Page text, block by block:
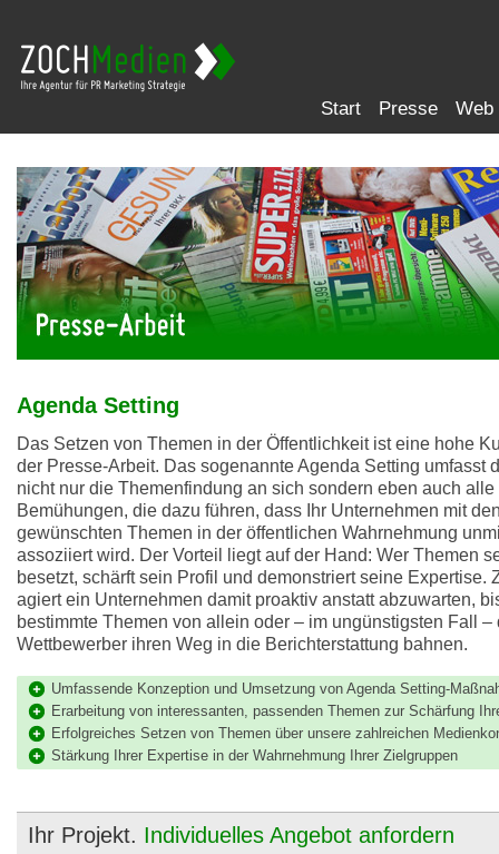
Start Presse Web
Agenda Setting
Das Setzen von Themen in der Öffentlichkeit ist eine hohe
der Presse-Arbeit. Das sogenannte Agenda Setting umfasst
nicht nur die Themenfindung an sich sondern eben auch alle
Bemühungen, die dazu führen, dass Ihr Unternehmen mit
gewünschten Themen in der öffentlichen Wahrnehmung
assoziiert wird. Der Vorteil liegt auf der Hand: Wer Themen
besetzt, schärft sein Profil und demonstriert seine Expertise.
agiert ein Unternehmen damit proaktiv anstatt abzuwarten,
bestimmte Themen von allein oder – im ungünstigsten Fall –
Wettbewerber ihren Weg in die Berichterstattung bahnen.
Umfassende Konzeption und Umsetzung von Agenda Setting-
Erarbeitung von interessanten, passenden Themen zur Schärfung
Erfolgreiches Setzen von Themen über unsere zahlreichen
Stärkung Ihrer Expertise in der Wahrnehmung Ihrer Zielgruppen
Ihr Projekt. Individuelles Angebot anfordern